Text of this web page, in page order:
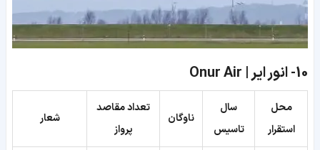
10- انور ایر | Onur Air
محل
استقرار
سال
تاسیس
ناوگان
تعداد مقاصد
پرواز
شعار